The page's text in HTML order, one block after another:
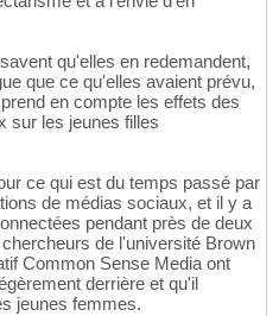
qu'elles en redemandent,
que ce qu'elles avaient prévu,
en compte les effets des
sur les jeunes filles
ce qui est du temps passé par
de médias sociaux, et il y a
pendant près de deux
de l'université Brown
Common Sense Media ont
derrière et qu'il
jeunes femmes.